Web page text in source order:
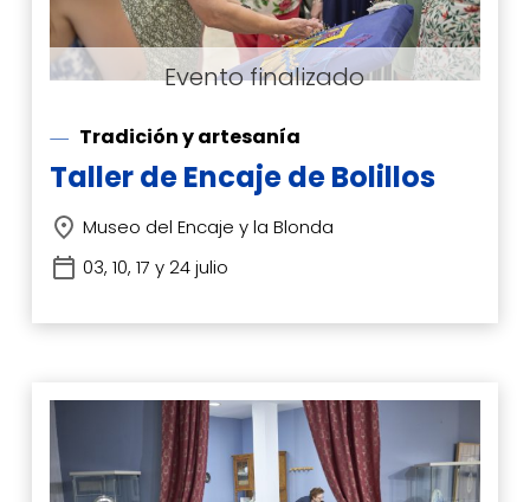
Tradición y artesanía
Taller de Encaje de Bolillos
Museo del Encaje y la Blonda
03, 10, 17 y 24 julio